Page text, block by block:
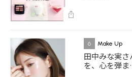
6 Make Up
田中みな実
を、心を弾